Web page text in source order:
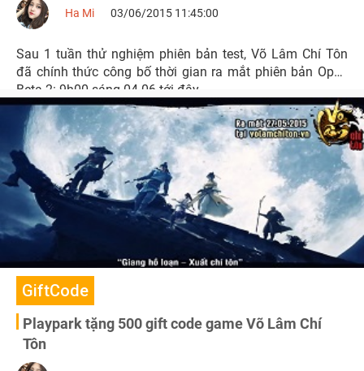
Ha Mi 03/06/2015 11:45:00
Sau 1 tuần thử nghiệm phiên bản test, Võ Lâm Chí Tôn
đã chính thức công bố thời gian ra mắt phiên bản Open
Beta 2: 9h00 sáng 04.06 tới đây.
GiftCode
Playpark tặng 500 gift code game Võ Lâm Chí
Tôn